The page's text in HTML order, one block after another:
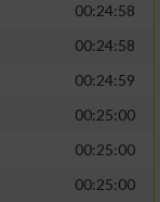
00:24:58
00:24:58
00:24:59
00:25:00
00:25:00
00:25:00